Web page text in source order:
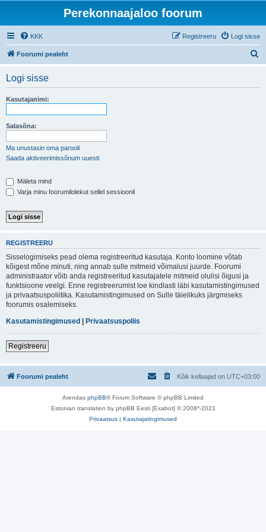
Perekonnaajaloo foorum
KKK Logi sisse
Registreeru
Foorumi pealeht
Logi sisse
Kasutajanimi:
Salasõna:
Ma unustasin oma parooli
Saada aktiveerimissõnum uuesti
Mäleta mind
Varja minu foorumilolekut sellel sessioonil
REGISTREERU
Sisselogimiseks pead olema registreeritud kasutaja. Konto loomine võtab
kõigest mõne minuti, ning annab sulle mitmeid võimalusi juurde. Foorumi
administraator võib anda registreeritud kasutajatele mitmeid olulisi õigusi ja
funktsioone veelgi. Enne registreerumist loe kindlasti läbi kasutamistingimused
ja privaatsuspoliitika. Kasutamistingimused on Sulle täielikuks järgmiseks
foorumis osalemiseks.
Kasutamistingimused | Privaatsuspoliis
Registreeru
Foorumi pealeht Kõik kellaajad on UTC+03:00
Arendas phpBB® Forum Software © phpBB Limited
Estonian translation by phpBB Eesti [Exabot] © 2008*-2021
Privaatsus | Kasutajatingimused